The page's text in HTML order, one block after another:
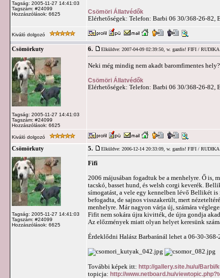
Tagság: 2005-11-27 14:41:03
Tagszám: #24099
Hozzászólások: 6625
Csömöri Állatvédők
Elérhetőségek: Telefon: Barbi 06 30/368-26-82,
Kiváló dolgozó
Csömörkuty
Tagság: 2005-11-27 14:41:03
Tagszám: #24099
Hozzászólások: 6625
6. Elküldve: 2007-04-09 02:39:50, w. gazdis! FIFI / RUDIKA
Neki még mindig nem akadt baromfimentes
Csömöri Állatvédők
Elérhetőségek: Telefon: Barbi 06 30/368-26-82,
Kiváló dolgozó
Csömörkuty
Tagság: 2005-11-27 14:41:03
Tagszám: #24099
Hozzászólások: 6625
5. Elküldve: 2006-12-14 20:33:09, w. gazdis! FIFI / RUDIKA
Fifi
2006 májusában fogadtuk be a menhelyre. Ő is,
tacskó, basset hund, és welsh corgi keverék.
símogatást, a vele egy kennelben lévő Bellikét
befogadta, de sajnos visszakerült, mert
menhelyre. Már nagyon várja új, számára
Fifit nem sokára újra kivitték, de újra gondja
Az előzmények miatt olyan helyet keresünk
Érdeklődni Halász Barbaránál lehet a 06-30-368-
További képek itt: http://gallery.site.hu/u/Barbi/
topicja: http://www.netboard.hu/